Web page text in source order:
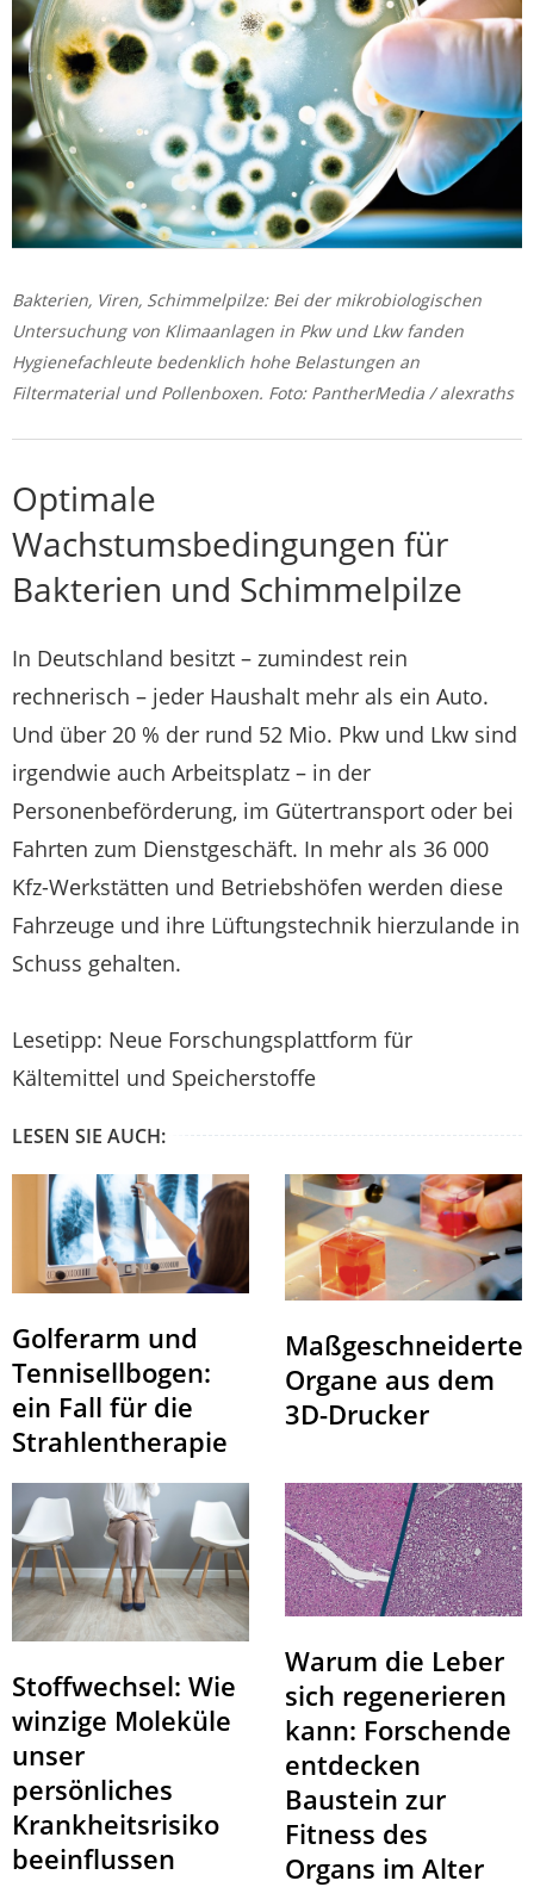
Bakterien, Viren, Schimmelpilze: Bei der mikrobiologischen
Untersuchung von Klimaanlagen in Pkw und Lkw fanden
Hygienefachleute bedenklich hohe Belastungen an
Filtermaterial und Pollenboxen. Foto: PantherMedia / alexraths
Optimale
Wachstumsbedingungen für
Bakterien und Schimmelpilze
In Deutschland besitzt – zumindest rein
rechnerisch – jeder Haushalt mehr als ein Auto.
Und über 20 % der rund 52 Mio. Pkw und Lkw sind
irgendwie auch Arbeitsplatz – in der
Personenbeförderung, im Gütertransport oder bei
Fahrten zum Dienstgeschäft. In mehr als 36 000
Kfz-Werkstätten und Betriebshöfen werden diese
Fahrzeuge und ihre Lüftungstechnik hierzulande in
Schuss gehalten.
Lesetipp: Neue Forschungsplattform für
Kältemittel und Speicherstoffe
LESEN SIE AUCH:
Golferarm und
Tennisellbogen:
ein Fall für die
Strahlentherapie
Maßgeschneiderte
Organe aus dem
3D-Drucker
Stoffwechsel: Wie
winzige Moleküle
unser
persönliches
Krankheitsrisiko
beeinflussen
Warum die Leber
sich regenerieren
kann: Forschende
entdecken
Baustein zur
Fitness des
Organs im Alter